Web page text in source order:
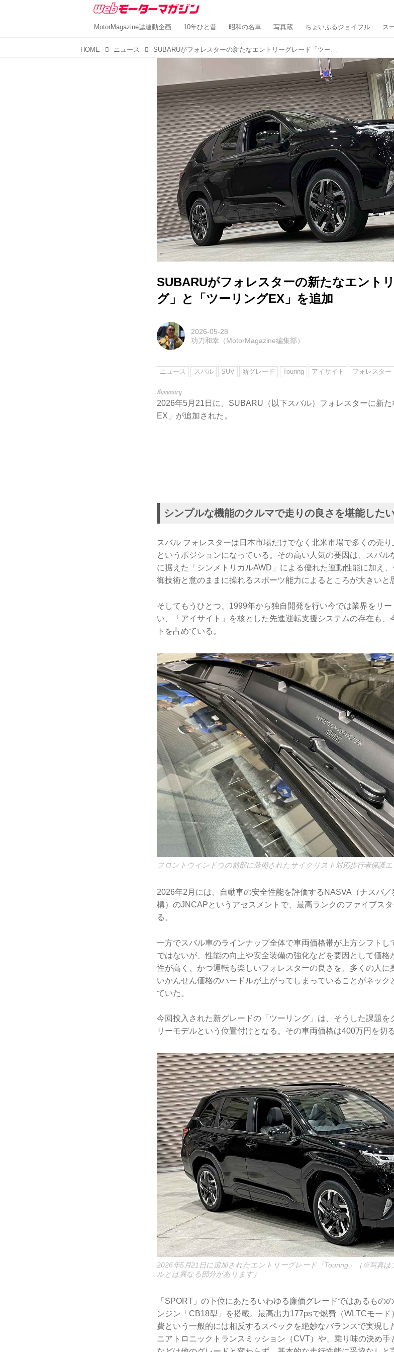
MotorMagazine誌連動企画 10年ひと昔 昭和の名車 写真蔵 ちょいふるジョイフル ス
HOME ニュース SUBARUがフォレスターの新たなエントリーグレード「ツーリング」と「ツーリングEX」を追加
SUBARUがフォレスターの新たなエント
グ」と「ツーリングEX」を追加
2026-05-28
功刀和幸（MotorMagazine編集部）
ニュース スバル SUV 新グレード Touring アイサイト フォレスター
2026年5月21日に、SUBARU（以下スバル）フォレスターに新
EX」が追加された。
シンプルな機能のクルマで走りの良さを堪能した
スバル フォレスターは日本市場だけでなく北米市場で多くの売
というポジションになっている。その高い人気の要因は、スバ
に据えた「シンメトリカルAWD」による優れた運動性能に加え
御技術と意のままに操れるスポーツ能力によるところが大きいと
そしてもうひとつ、1999年から独自開発を行い今では業界をリ
い、「アイサイト」を核とした先進運転支援システムの存在も、
トを占めている。
フロントウインドウの前部に装備されたサイクリスト対応歩行者保護エ
2026年2月には、自動車の安全性能を評価するNASVA（ナスバ
構）のJNCAPというアセスメントで、最高ランクのファイブス
る。
一方でスバル車のラインナップ全体で車両価格帯が上方シフト
ではないが、性能の向上や安全装備の強化などを要因として価
性が高く、かつ運転も楽しいフォレスターの良さを、多くの人に
いかんせん価格のハードルが上がってしまっていることがネック
ていた。
今回投入された新グレードの「ツーリング」は、そうした課題を
リーモデルという位置付けとなる。その車両価格は400万円を切
2026年5月21日に追加されたエントリーグレード「Touring」（※写真
ルとは異なる部分があります）
「SPORT」の下位にあたるいわゆる廉価グレードではあるもの
ンジン「CB18型」を搭載。最高出力177psで燃費（WLTCモー
費という一般的には相反するスペックを絶妙なバランスで実現し
ニアトロニックトランスミッション（CVT）や、乗り味の決め